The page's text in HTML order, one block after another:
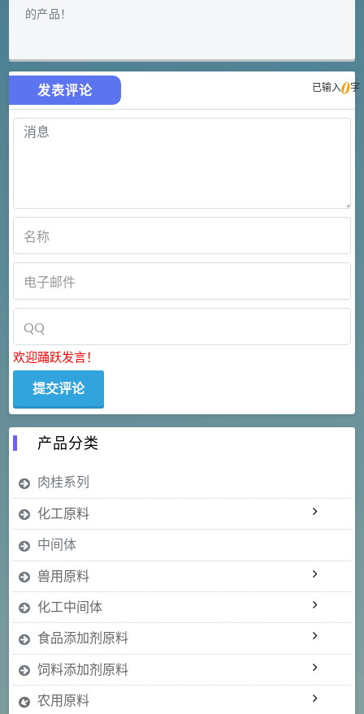
的产品！
发表评论 已输入0字
欢迎踊跃发言！
产品分类
肉桂系列
化工原料
中间体
兽用原料
化工中间体
食品添加剂原料
饲料添加剂原料
农用原料